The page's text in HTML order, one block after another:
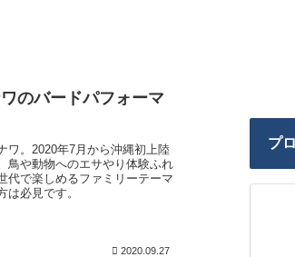
のバードパフォーマ
ワ。2020年7月から沖縄初上陸
鳥や動物へのエサやり体験ふれ
代で楽しめるファミリーテーマ
必見です。
2020.09.27
プ